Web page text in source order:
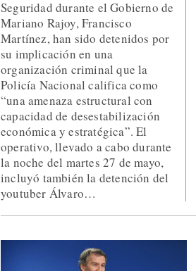
Seguridad durante el Gobierno de
Mariano Rajoy, Francisco
Martínez, han sido detenidos por
su implicación en una
organización criminal que la
Policía Nacional califica como
“una amenaza estructural con
capacidad de desestabilización
económica y estratégica”. El
operativo, llevado a cabo durante
la noche del martes 27 de mayo,
incluyó también la detención del
youtuber Álvaro…